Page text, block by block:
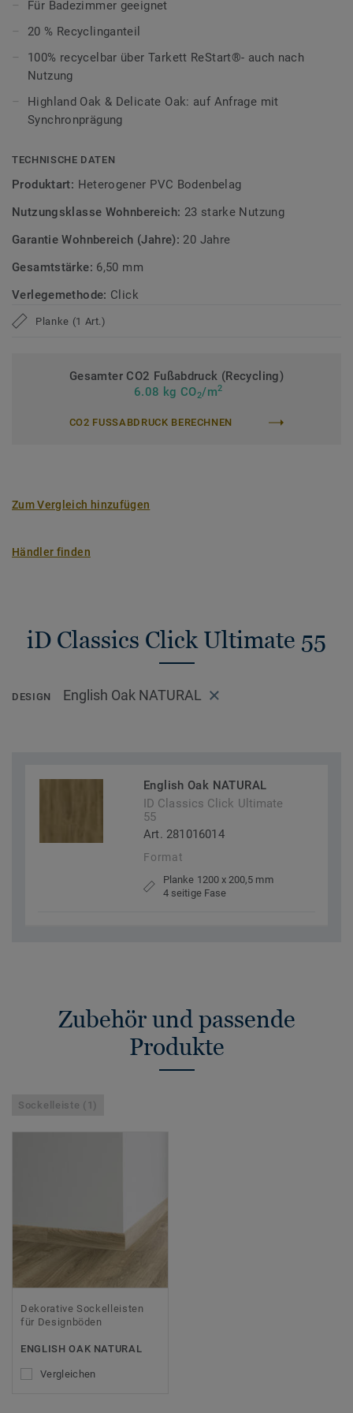
ultramatte Optik und schützt zuverlässig vor Kratzern,
Zirkulär gedacht
recycelbar. Zudem ist der Bodenbelag phthalatfrei und
weist sehr niedrige VOC-Emissionen auf, geprüft nach
iD Classics Click Ultimate ist auch mit 0,70 mm
Objekt (Link zur Kollektion).
>> Erfahren Sie mehr über Tarkett Klick Vinyl.
Für Badezimmer geeignet
20 % Recyclinganteil
100% recycelbar über Tarkett ReStart®- auch nach
Nutzung
Highland Oak & Delicate Oak: auf Anfrage mit
Synchronprägung
TECHNISCHE DATEN
Produktart: Heterogener PVC Bodenbelag
Nutzungsklasse Wohnbereich: 23 starke Nutzung
Garantie Wohnbereich (Jahre): 20 Jahre
Gesamtstärke: 6,50 mm
Verlegemethode: Click
Planke (1 Art.)
Gesamter CO2 Fußabdruck (Recycling)
6.08 kg CO2/m2
CO2 FUSSABDRUCK BERECHNEN
Zum Vergleich hinzufügen
Händler finden
iD Classics Click Ultimate 55
DESIGN English Oak NATURAL
English Oak NATURAL
ID Classics Click Ultimate
55
Art. 281016014
Format
Planke 1200 x 200,5 mm
4 seitige Fase
Zubehör und passende
Produkte
Sockelleiste (1)
Dekorative Sockelleisten
für Designböden
ENGLISH OAK NATURAL
Vergleichen